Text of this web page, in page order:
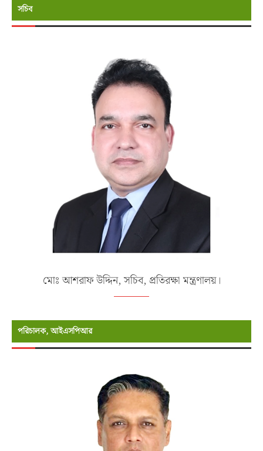
সচিব
মোঃ আশরাফ উদ্দিন, সচিব, প্রতিরক্ষা মন্ত্রণালয়।
পরিচালক, আইএসপিআর